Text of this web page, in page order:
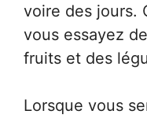
voire des jours.
vous essayez
fruits et des
Lorsque vous